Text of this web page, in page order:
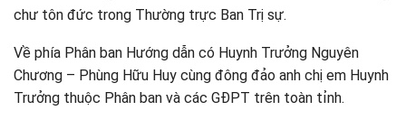
chư tôn đức trong Thường trực Ban Trị sự.
Về phía Phân ban Hướng dẫn có Huynh Trưởng Nguyên
Chương – Phùng Hữu Huy cùng đông đảo anh chị em Huynh
Trưởng thuộc Phân ban và các GĐPT trên toàn tỉnh.